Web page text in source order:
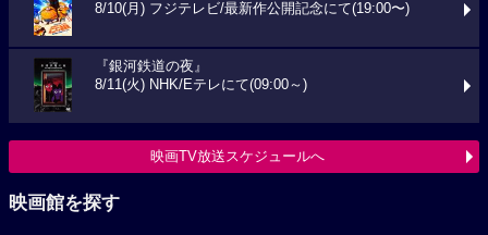
8/10(月) フジテレビ/最新作公開記念にて(19:00〜)
『銀河鉄道の夜』
8/11(火) NHK/Eテレにて(09:00～)
映画TV放送スケジュールへ
映画館を探す